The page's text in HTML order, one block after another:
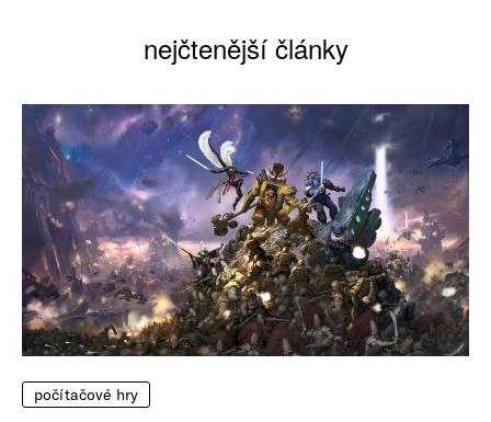
nejčtenější články
počítačové hry